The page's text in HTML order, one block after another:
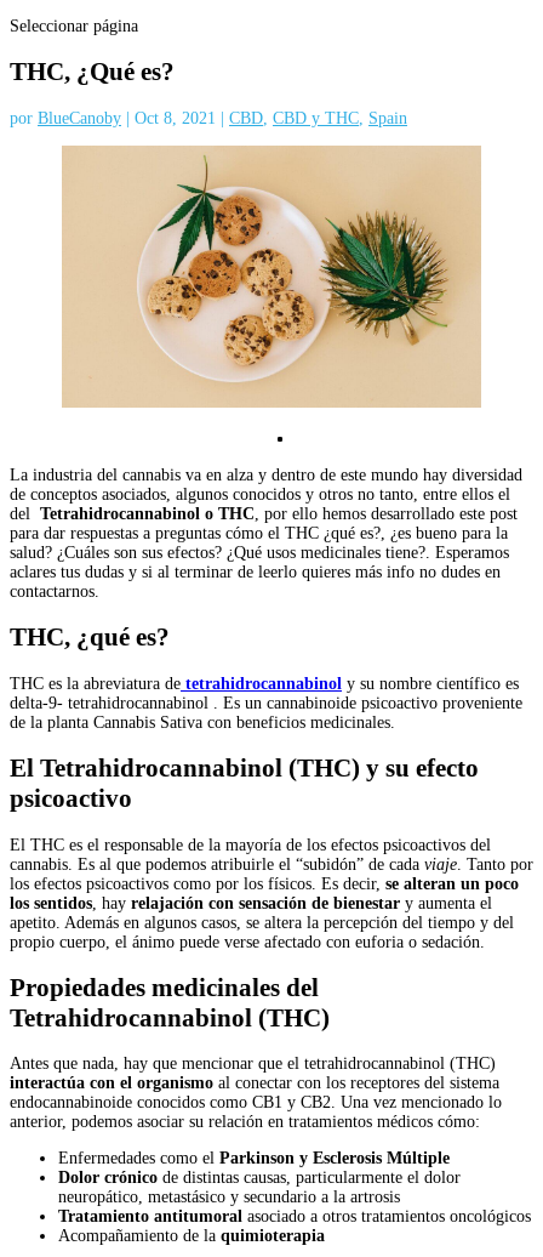
Seleccionar página
THC, ¿Qué es?
por BlueCanoby Oct 8, 2021 CBD CBD y THC Spain
La industria del cannabis va en alza y dentro de este mundo hay diversidad
de conceptos asociados, algunos conocidos y otros no tanto, entre ellos el
del
Tetrahidrocannabinol o THC , por ello hemos desarrollado este post
para dar respuestas a preguntas cómo el THC ¿qué es?, ¿es bueno para la
salud? ¿Cuáles son sus efectos? ¿Qué usos medicinales tiene?. Esperamos
aclares tus dudas y si al terminar de leerlo quieres más info no dudes en
contactarnos.
THC, ¿qué es?
THC es la abreviatura de tetrahidrocannabinol y su nombre científico es
delta-9- tetrahidrocannabinol . Es un cannabinoide psicoactivo proveniente
de la planta Cannabis Sativa con beneficios medicinales.
El Tetrahidrocannabinol (THC) y su efecto
psicoactivo
El THC es el responsable de la mayoría de los efectos psicoactivos del
cannabis. Es al que podemos atribuirle el “subidón” de cada viaje . Tanto por
los efectos psicoactivos como por los físicos. Es decir, se alteran un poco
los sentidos , hay relajación con sensación de bienestar y aumenta el
apetito. Además en algunos casos, se altera la percepción del tiempo y del
propio cuerpo, el ánimo puede verse afectado con euforia o sedación.
Propiedades medicinales del
Tetrahidrocannabinol (THC)
Antes que nada, hay que mencionar que el tetrahidrocannabinol (THC)
interactúa con el organismo al conectar con los receptores del sistema
endocannabinoide conocidos como CB1 y CB2. Una vez mencionado lo
anterior, podemos asociar su relación en tratamientos médicos cómo:
Enfermedades como el Parkinson y Esclerosis Múltiple
Dolor crónico de distintas causas, particularmente el dolor
neuropático, metastásico y secundario a la artrosis
Tratamiento antitumoral asociado a otros tratamientos oncológicos
Acompañamiento de la quimioterapia